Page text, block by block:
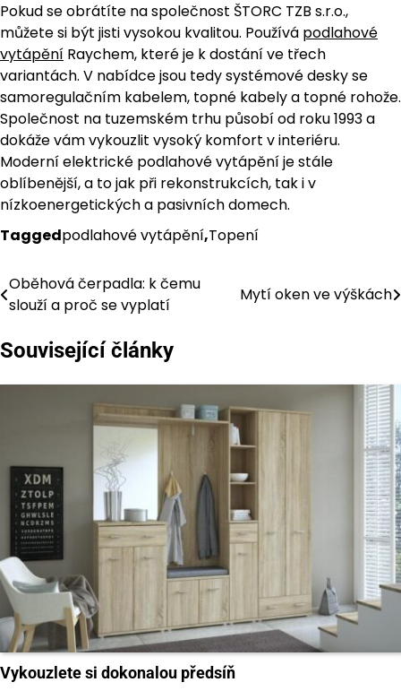
Pokud se obrátíte na společnost ŠTORC TZB s.r.o.,
můžete si být jisti vysokou kvalitou. Používá podlahové
vytápění Raychem, které je k dostání ve třech
variantách. V nabídce jsou tedy systémové desky se
samoregulačním kabelem, topné kabely a topné rohože.
Společnost na tuzemském trhu působí od roku 1993 a
dokáže vám vykouzlit vysoký komfort v interiéru.
Moderní elektrické podlahové vytápění je stále
oblíbenější, a to jak při rekonstrukcích, tak i v
nízkoenergetických a pasivních domech.
Taggedpodlahové vytápění,Topení
Navigace
příspěvek
Oběhová čerpadla: k čemu
slouží a proč se vyplatí
Mytí oken ve výškách
Související články
Vykouzlete si dokonalou předsíň